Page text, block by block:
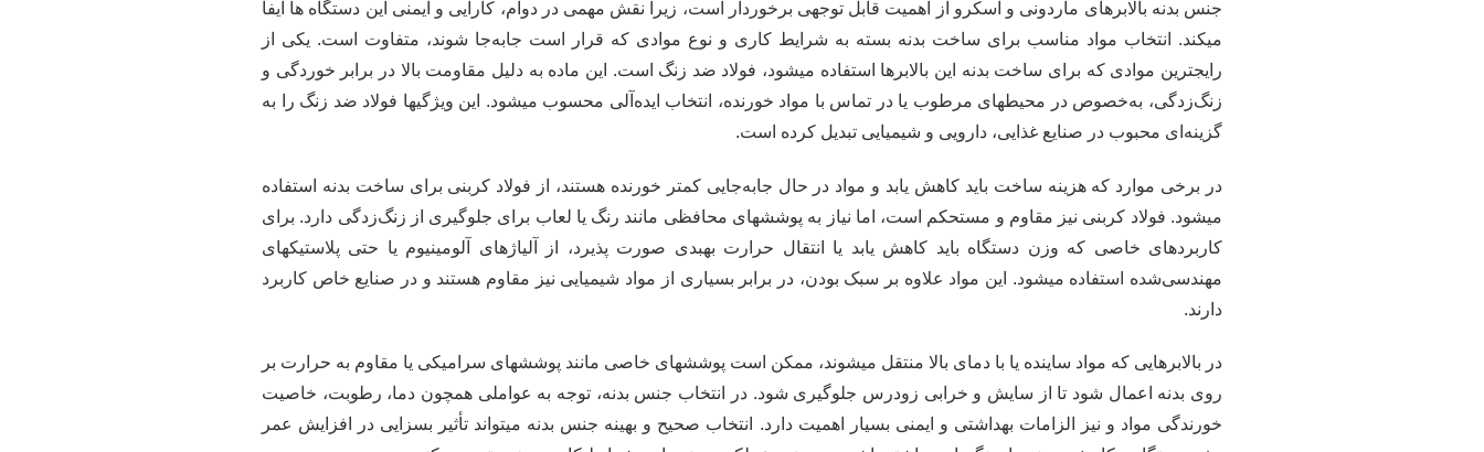
جنس بدنه بالابرهای ماردونی و اسکرو از اهمیت قابل توجهی برخوردار است، زیرا نقش مهمی در دوام، کارایی و ایمنی این دستگاه ها ایفا
میکند. انتخاب مواد مناسب برای ساخت بدنه بسته به شرایط کاری و نوع موادی که قرار است جابه‌جا شوند، متفاوت است. یکی از
رایجترین موادی که برای ساخت بدنه این بالابرها استفاده میشود، فولاد ضد زنگ است. این ماده به دلیل مقاومت بالا در برابر خوردگی و
زنگ‌زدگی، به‌خصوص در محیطهای مرطوب یا در تماس با مواد خورنده، انتخاب ایده‌آلی محسوب میشود. این ویژگیها فولاد ضد زنگ را به
گزینه‌ای محبوب در صنایع غذایی، دارویی و شیمیایی تبدیل کرده است.
در برخی موارد که هزینه ساخت باید کاهش یابد و مواد در حال جابه‌جایی کمتر خورنده هستند، از فولاد کربنی برای ساخت بدنه استفاده
میشود. فولاد کربنی نیز مقاوم و مستحکم است، اما نیاز به پوششهای محافظی مانند رنگ یا لعاب برای جلوگیری از زنگ‌زدگی دارد. برای
کاربردهای خاصی که وزن دستگاه باید کاهش یابد یا انتقال حرارت بهبدی صورت پذیرد، از آلیاژهای آلومینیوم یا حتی پلاستیکهای
مهندسی‌شده استفاده میشود. این مواد علاوه بر سبک بودن، در برابر بسیاری از مواد شیمیایی نیز مقاوم هستند و در صنایع خاص کاربرد
دارند.
در بالابرهایی که مواد ساینده یا با دمای بالا منتقل میشوند، ممکن است پوششهای خاصی مانند پوششهای سرامیکی یا مقاوم به حرارت بر
روی بدنه اعمال شود تا از سایش و خرابی زودرس جلوگیری شود. در انتخاب جنس بدنه، توجه به عواملی همچون دما، رطوبت، خاصیت
خورندگی مواد و نیز الزامات بهداشتی و ایمنی بسیار اهمیت دارد. انتخاب صحیح و بهینه جنس بدنه میتواند تأثیر بسزایی در افزایش عمر